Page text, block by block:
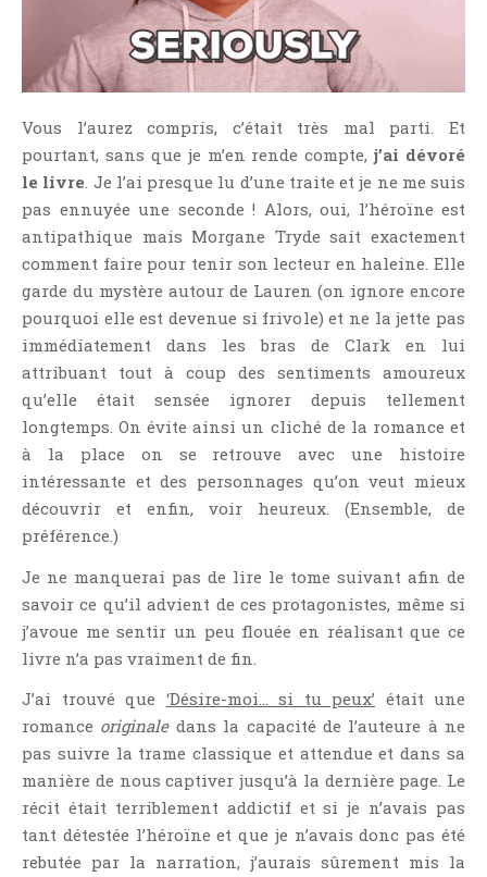
Vous l’aurez compris, c’était très mal parti. Et
pourtant, sans que je m’en rende compte,j’ai dévoré
le livre. Je l’ai presque lu d’une traite et je ne me suis
pas ennuyée une seconde ! Alors, oui, l’héroïne est
antipathique mais Morgane Tryde sait exactement
comment faire pour tenir son lecteur en haleine. Elle
garde du mystère autour de Lauren (on ignore encore
pourquoi elle est devenue si frivole) et ne la jette pas
immédiatement dans les bras de Clark en lui
attribuant tout à coup des sentiments amoureux
qu’elle était sensée ignorer depuis tellement
longtemps. On évite ainsi un cliché de la romance et
à la place on se retrouve avec une histoire
intéressante et des personnages qu’on veut mieux
découvrir et enfin, voir heureux. (Ensemble, de
préférence.)
Je ne manquerai pas de lire le tome suivant afin de
savoir ce qu’il advient de ces protagonistes, même si
j’avoue me sentir un peu flouée en réalisant que ce
livre n’a pas vraiment de fin.
J’ai trouvé que ‘Désire-moi… si tu peux’ était une
romance originaledans la capacité de l’auteure à ne
pas suivre la trame classique et attendue et dans sa
manière de nous captiver jusqu’à la dernière page. Le
récit était terriblement addictif et si je n’avais pas
tant détestée l’héroïne et que je n’avais donc pas été
rebutée par la narration, j’aurais sûrement mis la